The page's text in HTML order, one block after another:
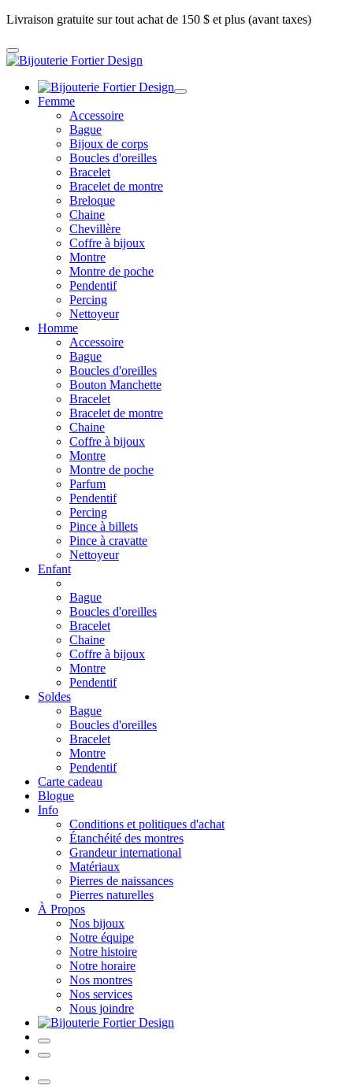
Livraison gratuite sur tout achat de 150 $ et plus (avant taxes)
Femme
Accessoire
Bague
Bijoux de corps
Boucles d'oreilles
Bracelet
Bracelet de montre
Breloque
Chaine
Chevillère
Coffre à bijoux
Montre
Montre de poche
Pendentif
Percing
Nettoyeur
Homme
Accessoire
Bague
Boucles d'oreilles
Bouton Manchette
Bracelet
Bracelet de montre
Chaine
Coffre à bijoux
Montre
Montre de poche
Parfum
Pendentif
Percing
Pince à billets
Pince à cravatte
Nettoyeur
Enfant
Bague
Boucles d'oreilles
Bracelet
Chaine
Coffre à bijoux
Montre
Pendentif
Soldes
Bague
Boucles d'oreilles
Bracelet
Montre
Pendentif
Carte cadeau
Blogue
Info
Conditions et politiques d'achat
Étanchéité des montres
Grandeur international
Matériaux
Pierres de naissances
Pierres naturelles
À Propos
Nos bijoux
Notre équipe
Notre histoire
Notre horaire
Nos montres
Nos services
Nous joindre